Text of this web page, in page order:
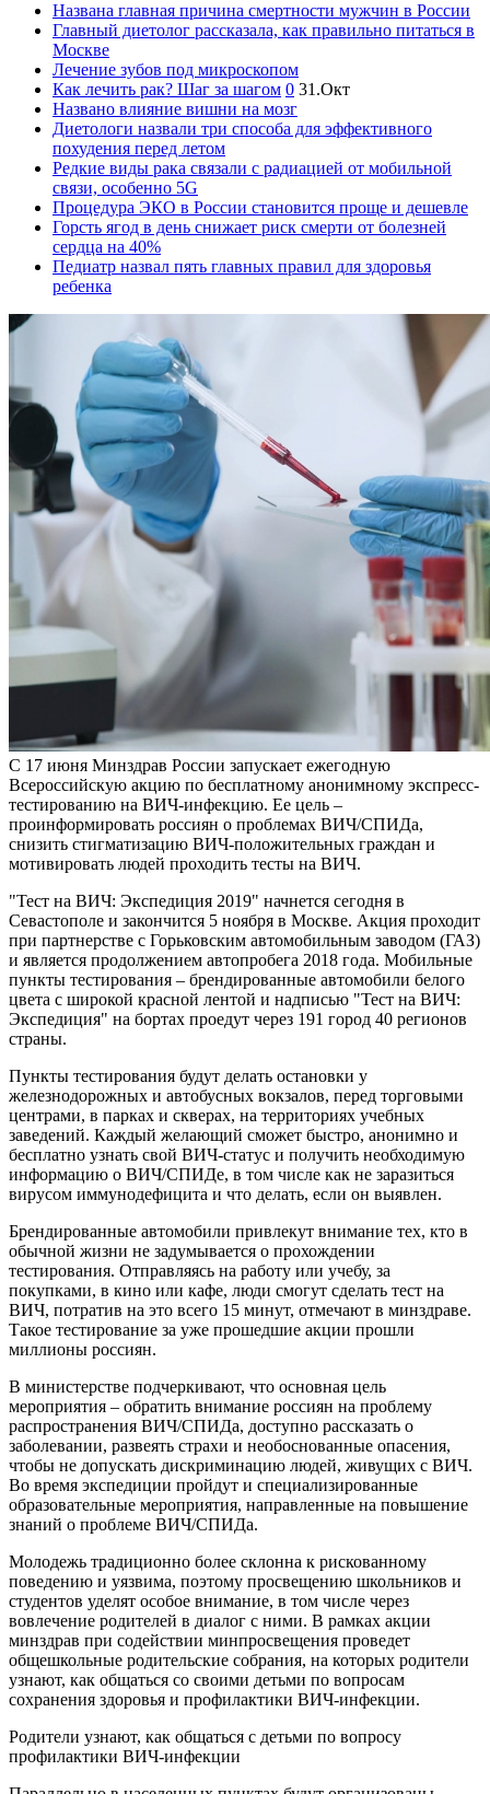
Названа главная причина смертности мужчин в России
Главный диетолог рассказала, как правильно питаться в
Москве
Лечение зубов под микроскопом
Как лечить рак? Шаг за шагом 0 31.Окт
Названо влияние вишни на мозг
Диетологи назвали три способа для эффективного
похудения перед летом
Редкие виды рака связали с радиацией от мобильной
связи, особенно 5G
Процедура ЭКО в России становится проще и дешевле
Горсть ягод в день снижает риск смерти от болезней
сердца на 40%
Педиатр назвал пять главных правил для здоровья
ребенка
С 17 июня Минздрав России запускает ежегодную
Всероссийскую акцию по бесплатному анонимному экспресс-
тестированию на ВИЧ-инфекцию. Ее цель –
проинформировать россиян о проблемах ВИЧ/СПИДа,
снизить стигматизацию ВИЧ-положительных граждан и
мотивировать людей проходить тесты на ВИЧ.
"Тест на ВИЧ: Экспедиция 2019" начнется сегодня в
Севастополе и закончится 5 ноября в Москве. Акция проходит
при партнерстве с Горьковским автомобильным заводом (ГАЗ)
и является продолжением автопробега 2018 года. Мобильные
пункты тестирования – брендированные автомобили белого
цвета с широкой красной лентой и надписью "Тест на ВИЧ:
Экспедиция" на бортах проедут через 191 город 40 регионов
страны.
Пункты тестирования будут делать остановки у
железнодорожных и автобусных вокзалов, перед торговыми
центрами, в парках и скверах, на территориях учебных
заведений. Каждый желающий сможет быстро, анонимно и
бесплатно узнать свой ВИЧ-статус и получить необходимую
информацию о ВИЧ/СПИДе, в том числе как не заразиться
вирусом иммунодефицита и что делать, если он выявлен.
Брендированные автомобили привлекут внимание тех, кто в
обычной жизни не задумывается о прохождении
тестирования. Отправляясь на работу или учебу, за
покупками, в кино или кафе, люди смогут сделать тест на
ВИЧ, потратив на это всего 15 минут, отмечают в минздраве.
Такое тестирование за уже прошедшие акции прошли
миллионы россиян.
В министерстве подчеркивают, что основная цель
мероприятия – обратить внимание россиян на проблему
распространения ВИЧ/СПИДа, доступно рассказать о
заболевании, развеять страхи и необоснованные опасения,
чтобы не допускать дискриминацию людей, живущих с ВИЧ.
Во время экспедиции пройдут и специализированные
образовательные мероприятия, направленные на повышение
знаний о проблеме ВИЧ/СПИДа.
Молодежь традиционно более склонна к рискованному
поведению и уязвима, поэтому просвещению школьников и
студентов уделят особое внимание, в том числе через
вовлечение родителей в диалог с ними. В рамках акции
минздрав при содействии минпросвещения проведет
общешкольные родительские собрания, на которых родители
узнают, как общаться со своими детьми по вопросам
сохранения здоровья и профилактики ВИЧ-инфекции.
Родители узнают, как общаться с детьми по вопросу
профилактики ВИЧ-инфекции